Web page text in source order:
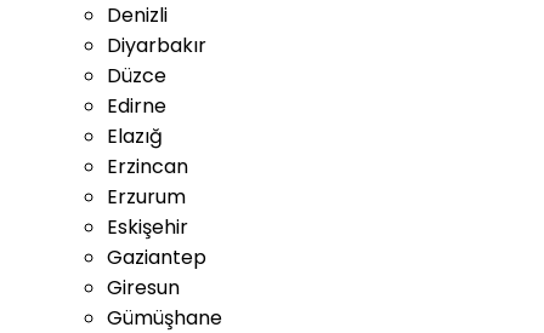
Denizli
Diyarbakır
Düzce
Edirne
Elazığ
Erzincan
Erzurum
Eskişehir
Gaziantep
Giresun
Gümüşhane